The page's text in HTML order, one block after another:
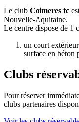
Le club Coimeres tc
Nouvelle-Aquitaine.
Le centre dispose de 1
un court
surface en béton
Clubs
Pour réserver
clubs partenaires